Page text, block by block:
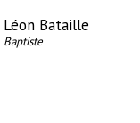
Léon Bataille
Baptiste